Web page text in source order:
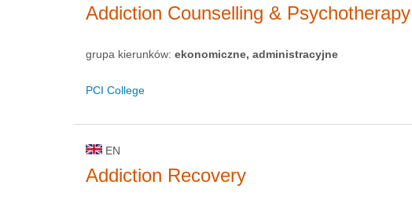
Addiction Counselling & Psychotherapy
grupa kierunków: ekonomiczne, administracyjne
PCI College
EN
Addiction Recovery